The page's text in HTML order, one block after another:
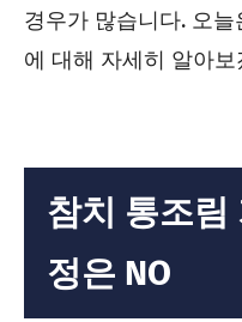
경우가 많습니다. 오
에 대해 자세히 알아보
참치 통조림
정은 NO